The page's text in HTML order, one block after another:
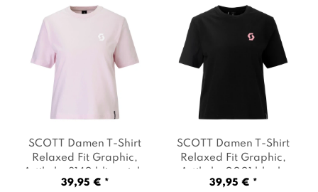
SCOTT Damen T-Shirt
Relaxed Fit Graphic ,
Artikel: -8140 bliss pink
Farbe: Rosa
39,95 € *
SCOTT Damen T-Shirt
Relaxed Fit Graphic ,
Artikel: -0001 black
Farbe: Schwarz
39,95 € *